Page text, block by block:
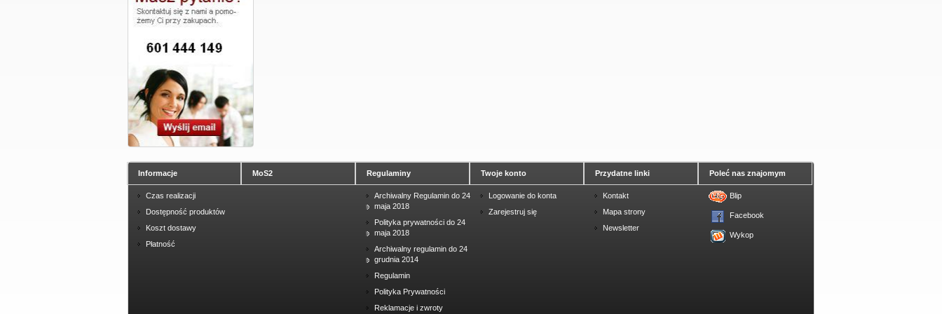
Informacje
Czas realizacji
Dostępność produktów
Koszt dostawy
Płatność
MoS2 Regulaminy
Archiwalny Regulamin do 24
maja 2018
Polityka prywatności do 24
maja 2018
Archiwalny regulamin do 24
grudnia 2014
Regulamin
Polityka Prywatności
Reklamacje i zwroty
Twoje konto
Logowanie do konta
Zarejestruj się
Przydatne linki
Kontakt
Mapa strony
Newsletter
Poleć nas znajomym
Blip
Facebook
Wykop